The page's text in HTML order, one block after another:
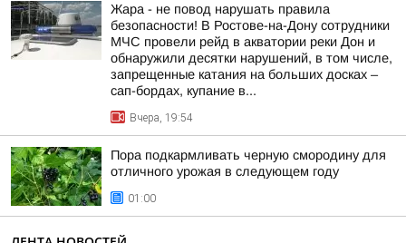
Жара - не повод нарушать правила
безопасности! В Ростове-на-Дону сотрудники
МЧС провели рейд в акватории реки Дон и
обнаружили десятки нарушений, в том числе,
запрещенные катания на больших досках –
сап-бордах, купание в...
Вчера, 19:54
Пора подкармливать черную смородину для
отличного урожая в следующем году
01:00